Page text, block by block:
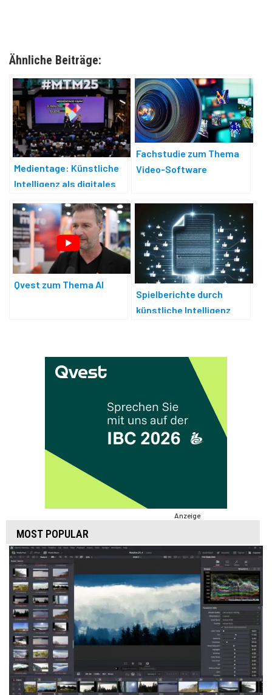
Ähnliche Beiträge:
Medientage: Künstliche
Intelligenz als digitales
Fachstudie zum Thema
Video-Software
Qvest zum Thema AI
Spielberichte durch
künstliche Intelligenz
Anzeige
MOST POPULAR